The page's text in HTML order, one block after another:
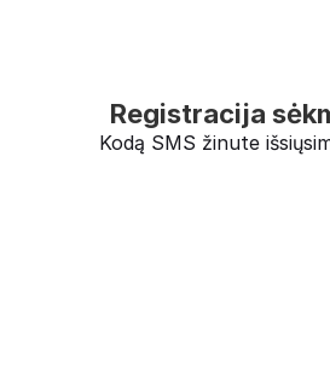
Registracija
Kodą SMS žinute